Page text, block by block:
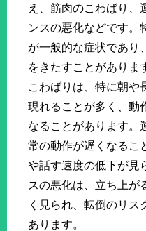
え、筋肉のこわばり、
ンスの悪化などです。
が一般的な症状であり
をきたすことがありま
こわばりは、特に朝や
現れることが多く、動
なることがあります。
常の動作が遅くなるこ
や話す速度の低下が見
スの悪化は、立ち上が
く見られ、転倒のリス
あります。